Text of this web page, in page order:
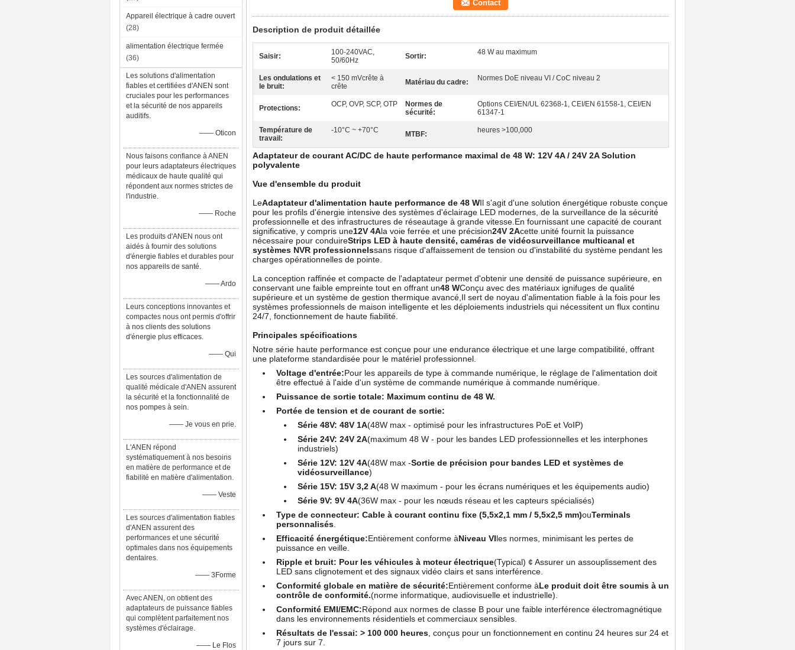
Appareil électrique à cadre ouvert
(28)
alimentation électrique fermée
(36)
Les solutions d'alimentation
fiables et certifiées d'ANEN sont
cruciales pour les performances
et la sécurité de nos appareils
auditifs.
—— Oticon
Nous faisons confiance à ANEN
pour leurs adaptateurs électriques
médicaux de haute qualité qui
répondent aux normes strictes de
l'industrie.
—— Roche
Les produits d'ANEN nous ont
aidés à fournir des solutions
d'énergie fiables et durables pour
nos appareils de santé.
—— Ardo
Leurs conceptions innovantes et
compactes nous ont permis d'offrir
à nos clients des solutions
d'énergie plus efficaces.
—— Qui
Les sources d'alimentation de
qualité médicale d'ANEN assurent
la sécurité et la fonctionnalité de
nos pompes à sein.
—— Je vous en prie.
L'ANEN répond
systématiquement à nos besoins
en matière de performance et de
fiabilité en matière d'alimentation.
—— Veste
Les sources d'alimentation fiables
d'ANEN assurent des
performances et une sécurité
optimales dans nos équipements
dentaires.
—— 3Forme
Avec ANEN, on obtient des
adaptateurs de puissance fiables
qui complètent parfaitement nos
systèmes d'éclairage.
—— Le Flos
Contact
Description de produit détaillée
Saisir:
100-240VAC,
50/60Hz
Sortir: 48 W au maximum
Les ondulations et
le bruit:
< 150 mVcrête à
crête
Matériau du cadre: Normes DoE niveau VI / CoC niveau 2
Protections: OCP, OVP, SCP, OTP
Normes de
sécurité:
Options CEI/EN/UL 62368-1, CEI/EN 61558-1, CEI/EN
61347-1
Température de
travail:
-10°C ~ +70°C MTBF: heures >100,000
Adaptateur de courant AC/DC de haute performance maximal de 48 W: 12V 4A / 24V 2A Solution
polyvalente
Vue d'ensemble du produit
LeAdaptateur d'alimentation haute performance de 48 WIl s'agit d'une solution énergétique robuste conçue
pour les profils d'énergie intensive des systèmes d'éclairage LED modernes, de la surveillance de la sécurité
professionnelle et des infrastructures de réseautage à grande vitesse.En fournissant une capacité de courant
significative, y compris une12V 4Ala voie ferrée et une précision24V 2Acette unité fournit la puissance
nécessaire pour conduireStrips LED à haute densité, caméras de vidéosurveillance multicanal et
systèmes NVR professionnelssans risque d'affaissement de tension ou d'instabilité du système pendant les
charges opérationnelles de pointe.
La conception raffinée et compacte de l'adaptateur permet d'obtenir une densité de puissance supérieure, en
conservant une faible empreinte tout en offrant un48 WConçu avec des matériaux ignifuges de qualité
supérieure et un système de gestion thermique avancé,Il sert de noyau d'alimentation fiable à la fois pour les
systèmes professionnels de maison intelligente et les déploiements industriels qui nécessitent un flux continu
24/7, fonctionnement de haute fiabilité.
Principales spécifications
Notre série haute performance est conçue pour une endurance électrique et une large compatibilité, offrant
une plateforme standardisée pour le matériel professionnel.
Voltage d'entrée:Pour les appareils de type à commande numérique, le réglage de l'alimentation doit
être effectué à l'aide d'un système de commande numérique à commande numérique.
Puissance de sortie totale: Maximum continu de 48 W.
Portée de tension et de courant de sortie:
Série 48V: 48V 1A(48W max - optimisé pour les infrastructures PoE et VoIP)
Série 24V: 24V 2A(maximum 48 W - pour les bandes LED professionnelles et les interphones
industriels)
Série 12V: 12V 4A(48W max -Sortie de précision pour bandes LED et systèmes de
vidéosurveillance)
Série 15V: 15V 3,2 A(48 W maximum - pour les écrans numériques et les équipements audio)
Série 9V: 9V 4A(36W max - pour les nœuds réseau et les capteurs spécialisés)
Type de connecteur: Cable à courant continu fixe (5,5x2,1 mm / 5,5x2,5 mm)ouTerminals
personnalisés
Efficacité énergétique:Entièrement conforme àNiveau VIles normes, minimisant les pertes de
puissance en veille.
Ripple et bruit: Pour les véhicules à moteur électrique(Typical) ¢ Assurer un assouplissement des
LED sans clignotement et des signaux vidéo clairs et sans interférence.
Conformité globale en matière de sécurité:Entièrement conforme àLe produit doit être soumis à un
contrôle de conformité.(norme informatique, audiovisuelle et industrielle).
Conformité EMI/EMC:Répond aux normes de classe B pour une faible interférence électromagnétique
dans les environnements résidentiels et commerciaux sensibles.
Résultats de l'essai: > 100 000 heures , conçus pour un fonctionnement en continu 24 heures sur 24 et
7 jours sur 7.